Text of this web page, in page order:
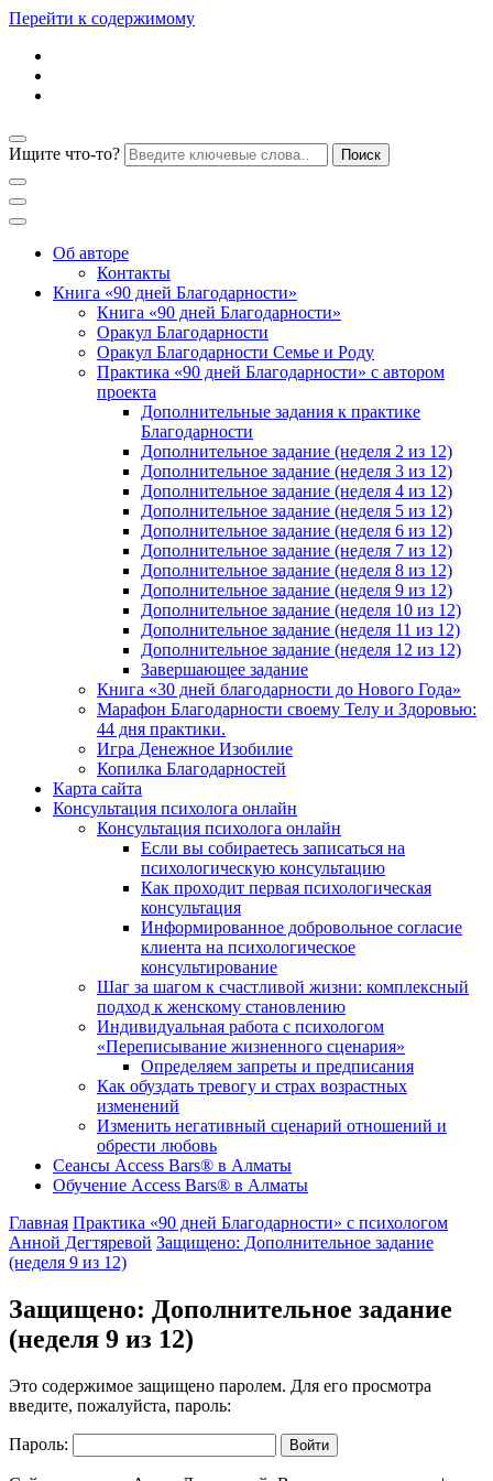
Перейти к содержимому
Ищите что-то?
Практическая
психология для
женщин
Об авторе
Контакты
Книга «90 дней Благодарности»
Книга «90 дней Благодарности»
Оракул Благодарности
Оракул Благодарности Семье и Роду
Практика «90 дней Благодарности» с автором
проекта
Дополнительные задания к практике
Благодарности
Дополнительное задание (неделя 2 из 12)
Дополнительное задание (неделя 3 из 12)
Дополнительное задание (неделя 4 из 12)
Дополнительное задание (неделя 5 из 12)
Дополнительное задание (неделя 6 из 12)
Дополнительное задание (неделя 7 из 12)
Дополнительное задание (неделя 8 из 12)
Дополнительное задание (неделя 9 из 12)
Дополнительное задание (неделя 10 из 12)
Дополнительное задание (неделя 11 из 12)
Дополнительное задание (неделя 12 из 12)
Завершающее задание
Книга «30 дней благодарности до Нового Года»
Марафон Благодарности своему Телу и Здоровью:
44 дня практики.
Игра Денежное Изобилие
Копилка Благодарностей
Карта сайта
Консультация психолога онлайн
Консультация психолога онлайн
Если вы собираетесь записаться на
психологическую консультацию
Как проходит первая психологическая
консультация
Информированное добровольное согласие
клиента на психологическое
консультирование
Шаг за шагом к счастливой жизни: комплексный
подход к женскому становлению
Индивидуальная работа с психологом
«Переписывание жизненного сценария»
Определяем запреты и предписания
Как обуздать тревогу и страх возрастных
изменений
Изменить негативный сценарий отношений и
обрести любовь
Cеансы Access Bars® в Алматы
Обучение Access Bars® в Алматы
Главная Практика «90 дней Благодарности» с психологом
Анной Дегтяревой Защищено: Дополнительное задание
(неделя 9 из 12)
Защищено: Дополнительное задание
(неделя 9 из 12)
Это содержимое защищено паролем. Для его просмотра
введите, пожалуйста, пароль:
Пароль: